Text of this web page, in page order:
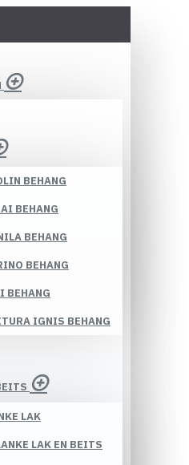
BEHANG
BEHANG
BEHANG
BEHANG
BEHANG
IGNIS BEHANG
LAK
LAK EN BEITS